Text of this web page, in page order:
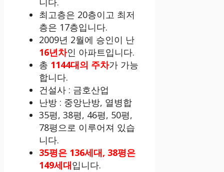
최고층은 20층이고 최저
층은 17층입니다.
2009년 2월에 승인이 난
16년차인 아파트입니다.
총 1144대의 주차가 가능
합니다.
건설사 : 금호산업
난방 : 중앙난방, 열병합
35평, 38평, 46평, 50평,
78평으로 이루어져 있습
니다.
35평은 136세대, 38평은
149세대입니다.